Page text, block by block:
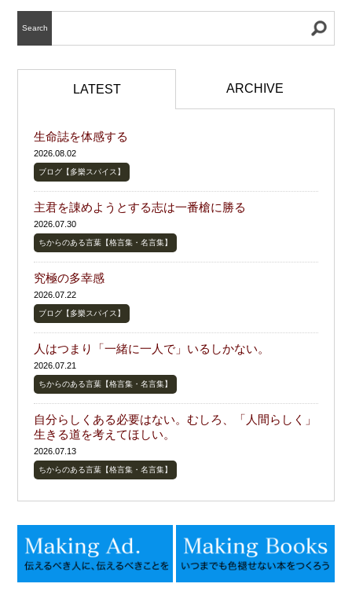
Search
LATEST ARCHIVE
生命誌を体感する
2026.08.02
ブログ【多樂スパイス】
主君を諌めようとする志は一番槍に勝る
2026.07.30
ちからのある言葉【格言集・名言集】
究極の多幸感
2026.07.22
ブログ【多樂スパイス】
人はつまり「一緒に一人で」いるしかない。
2026.07.21
ちからのある言葉【格言集・名言集】
自分らしくある必要はない。むしろ、「人間らしく」
生きる道を考えてほしい。
2026.07.13
ちからのある言葉【格言集・名言集】